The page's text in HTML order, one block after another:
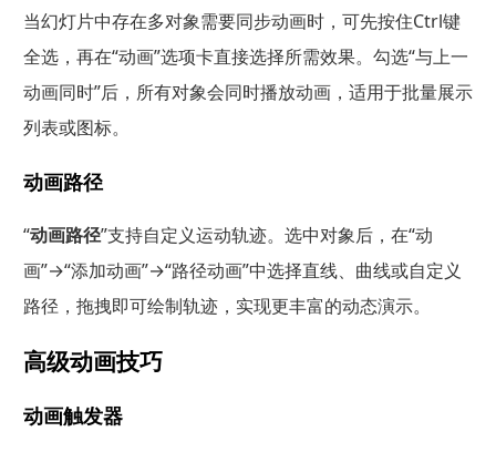
当幻灯片中存在多对象需要同步动画时，可先按住Ctrl键
全选，再在“动画”选项卡直接选择所需效果。勾选“与上一
动画同时”后，所有对象会同时播放动画，适用于批量展示
列表或图标。
动画路径
“动画路径”支持自定义运动轨迹。选中对象后，在“动
画”→“添加动画”→“路径动画”中选择直线、曲线或自定义
路径，拖拽即可绘制轨迹，实现更丰富的动态演示。
高级动画技巧
动画触发器